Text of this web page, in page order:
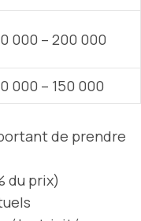
000 – 200 000
000 – 150 000
de prendre
du prix)